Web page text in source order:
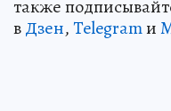
также
вДзен,Telegramи